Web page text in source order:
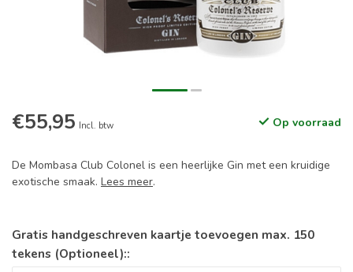
€55,95 Incl. btw Op voorraad
De Mombasa Club Colonel is een heerlijke Gin met een kruidige
exotische smaak. Lees meer.
Gratis handgeschreven kaartje toevoegen max. 150
tekens (Optioneel)::